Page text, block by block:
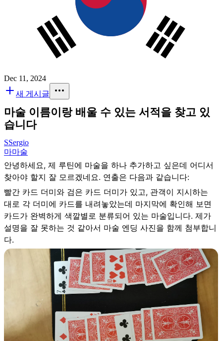
Dec 11, 2024
새 게시글
마술 이름이랑 배울 수 있는 서적을 찾고 있
습니다
SSergio
마마술
안녕하세요, 제 루틴에 마술을 하나 추가하고 싶은데 어디서
찾아야 할지 잘 모르겠네요. 연출은 다음과 같습니다:
빨간 카드 더미와 검은 카드 더미가 있고, 관객이 지시하는
대로 각 더미에 카드를 내려놓았는데 마지막에 확인해 보면
카드가 완벽하게 색깔별로 분류되어 있는 마술입니다. 제가
설명을 잘 못하는 것 같아서 마술 엔딩 사진을 함께 첨부합니
다.